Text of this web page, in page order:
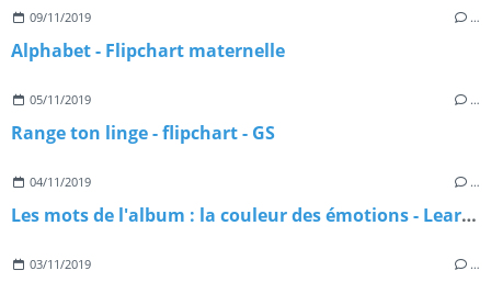
09/11/2019 …
Alphabet - Flipchart maternelle
05/11/2019 …
Range ton linge - flipchart - GS
04/11/2019 …
Les mots de l'album : la couleur des émotions - Learningapps
03/11/2019 …